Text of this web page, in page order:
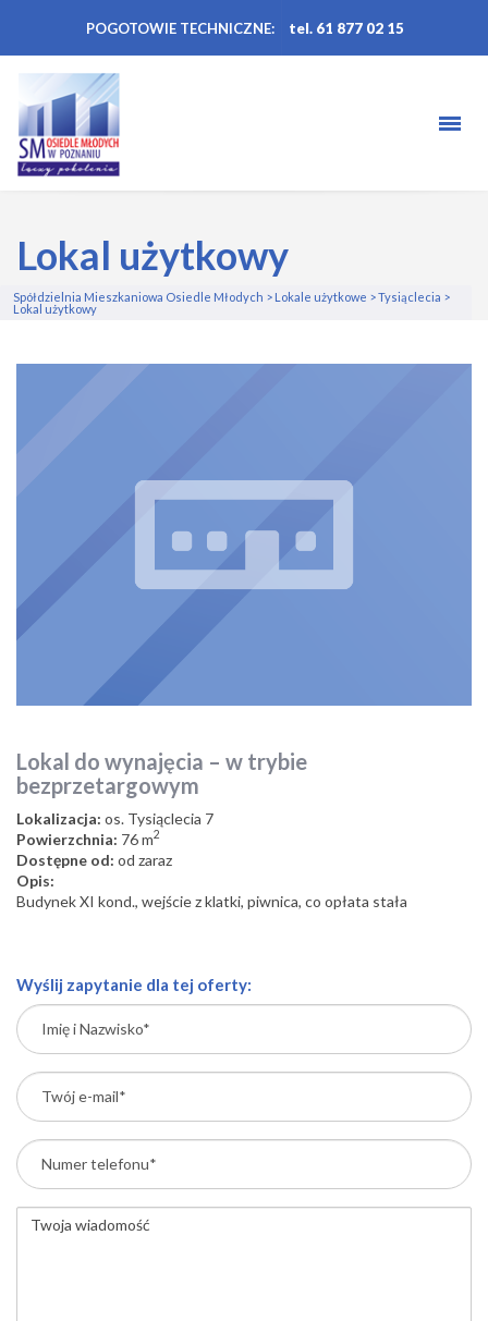
POGOTOWIE TECHNICZNE: tel. 61 877 02 15
Lokal użytkowy
Spółdzielnia Mieszkaniowa Osiedle Młodych > Lokale użytkowe >Tysiąclecia >
Lokal użytkowy
Lokal do wynajęcia – w trybie
bezprzetargowym
Lokalizacja: os. Tysiąclecia 7
Powierzchnia: 76 m2
Dostępne od: od zaraz
Opis:
Budynek XI kond., wejście z klatki, piwnica, co opłata stała
Wyślij zapytanie dla tej oferty: